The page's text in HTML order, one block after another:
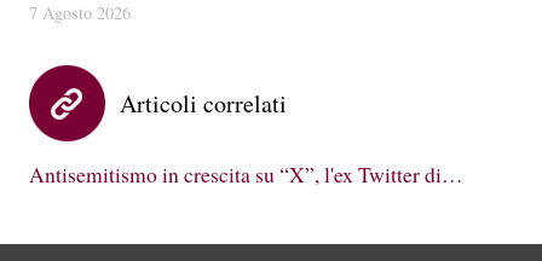
7 Agosto 2026
Articoli correlati
Antisemitismo in crescita su “X”, l'ex Twitter di…